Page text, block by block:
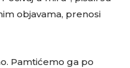
objavama, prenosi
Pamtićemo ga po